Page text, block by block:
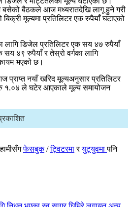
बैठकले आज मध्यरातदेखि लागू हुने गरी
मूल्यमा प्रतिलिटर एक रुपैयाँ घटाएको
लागि डिजेल प्रतिलिटर एक सय ४७ रुपैयाँ
सय ४९ रुपैयाँ र तेस्रो वर्गका लागि
भएको छ।
प्राप्त नयाँ खरिद मूल्यअनुसार प्रतिलिटर
१.०४ ले घटेर आएकाले मूल्य समायोजन
फेसबुक/ट्विटरमारयुट्युवमापनि